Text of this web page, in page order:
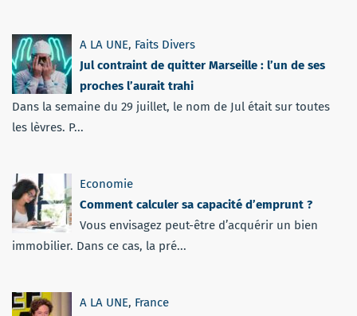
A LA UNE, Faits Divers
Jul contraint de quitter Marseille : l’un de ses
proches l’aurait trahi
Dans la semaine du 29 juillet, le nom de Jul était sur toutes
les lèvres. P...
Economie
Comment calculer sa capacité d’emprunt ?
Vous envisagez peut-être d’acquérir un bien
immobilier. Dans ce cas, la pré...
A LA UNE, France